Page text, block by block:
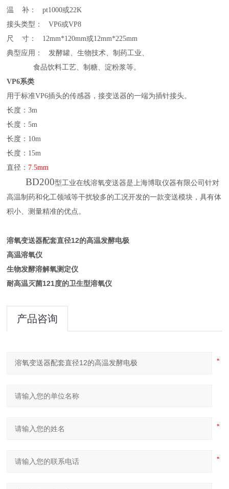
温
补： pt1000或22K
接头类型：
VP6或VP8
尺
寸： 12mm*120mm或12mm*225mm
典型应用：
发酵罐、生物技术、制药工业、
食品饮料工艺、制糖、淀粉浆等。
VP6系类
用于标准VP6插头的传感器，接变送器的一端为插针接头。
长度：3m
长度：5m
长度： 10m
长度： 15m
直径： 7.5mm
BD200型工业在线溶氧变送器是上海博取仪器有限公司针对
高温制药和化工领域等干扰较多的工况开发的一款变送模块，具有体
积小、测量精准的优点。
溶氧变送器配套直径12的高温发酵电极
高温溶氧仪
生物发酵溶解氧测定仪
耐高温灭菌121度的卫生型溶氧仪
产品咨询